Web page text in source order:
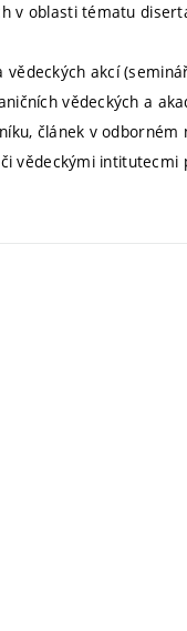
v oblasti tématu
akcí
vědeckých a
článek v odborném
vědeckými